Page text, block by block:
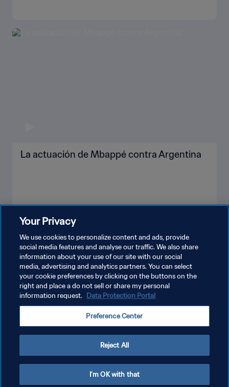
La actuación de Mbappé contra Argentina
VER MÁS
POLÍTICA DE PRIVACIDAD
TÉRMINOS DE SERVICIO
AJUSTAR LA CONFIGURACIÓN DE LAS COOKIES
Your Privacy
We use cookies to personalize content and ads, provide
social media features and analyse our traffic. We also share
information about your use of our site with our social
media, advertising and analytics partners. You can select
your cookie preferences by clicking on the buttons on the
right and place a do not sell or share my personal
information request. Data Protection Portal
Preference Center
Reject All
I'm OK with that